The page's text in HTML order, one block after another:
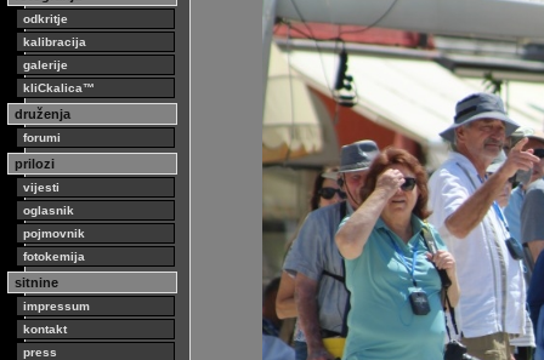
odkritje
kalibracija
galerije
kliCkalica™
druženja
forumi
prilozi
vijesti
oglasnik
pojmovnik
fotokemija
sitnine
impressum
kontakt
press